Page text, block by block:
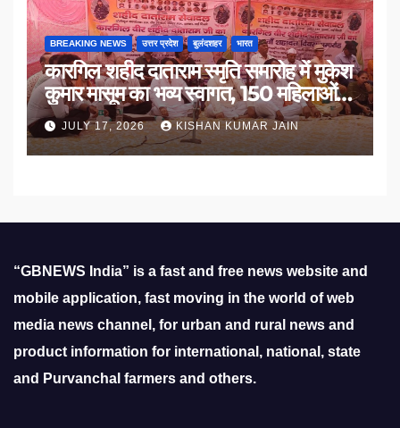
BREAKING NEWS उत्तर प्रदेश बुलंदशहर भारत
कारगिल शहीद दाताराम स्मृति समारोह में मुकेश
कुमार मासूम का भव्य स्वागत, 150 महिलाओं
का सम्मान
JULY 17, 2026 KISHAN KUMAR JAIN
“GBNEWS India” is a fast and free news website and
mobile application, fast moving in the world of web
media news channel, for urban and rural news and
product information for international, national, state
and Purvanchal farmers and others.